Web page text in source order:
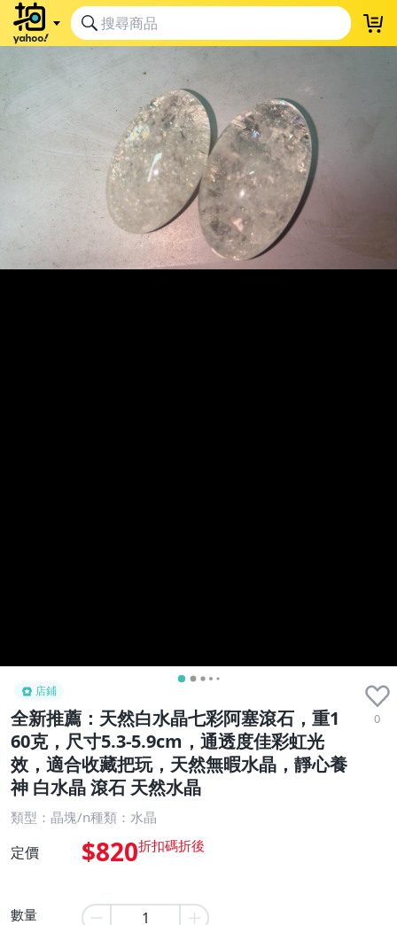
店鋪
全新推薦：天然白水晶七彩阿塞滾石，重1
60克，尺寸5.3-5.9cm，通透度佳彩虹光
效，適合收藏把玩，天然無暇水晶，靜心養
神 白水晶 滾石 天然水晶
0
類型：晶塊/n種類：水晶
定價 $820
數量